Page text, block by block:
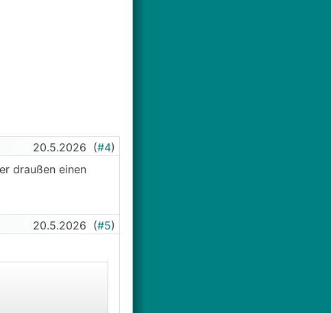
20.5.2026 (#4)
draußen einen
20.5.2026 (#5)